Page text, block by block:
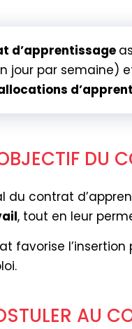
d’apprentissage
jour par semaine)
DU
du contrat
, tout en leur
favorise
AU